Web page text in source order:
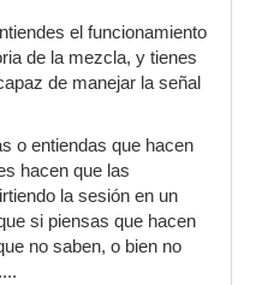
el funcionamiento
de la mezcla, y tienes
de manejar la señal
o entiendas que hacen
hacen que las
la sesión en un
si piensas que hacen
no saben, o bien no